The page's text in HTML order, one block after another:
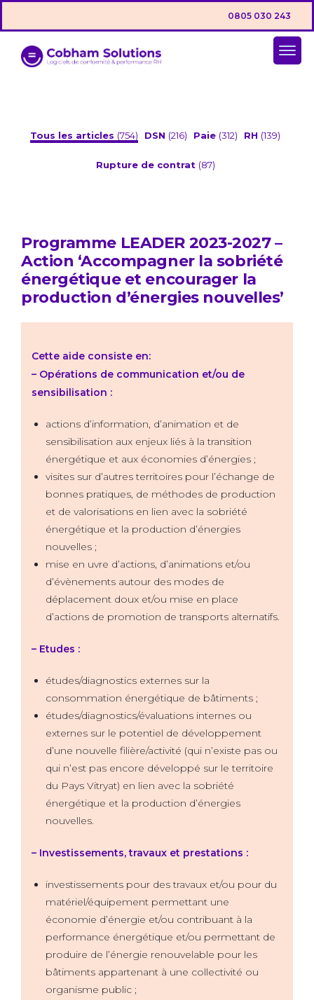
0805 030 243
Tous les articles (754) DSN (216) Paie (312) RH (139)
Rupture de contrat (87)
Programme LEADER 2023-2027 –
Action ‘Accompagner la sobriété
énergétique et encourager la
production d’énergies nouvelles’
Cette aide consiste en:
– Opérations de communication et/ou de
sensibilisation :
actions d’information, d’animation et de
sensibilisation aux enjeux liés à la transition
énergétique et aux économies d’énergies ;
visites sur d’autres territoires pour l’échange de
bonnes pratiques, de méthodes de production
et de valorisations en lien avec la sobriété
énergétique et la production d’énergies
nouvelles ;
mise en uvre d’actions, d’animations et/ou
d’évènements autour des modes de
déplacement doux et/ou mise en place
d’actions de promotion de transports alternatifs.
– Etudes :
études/diagnostics externes sur la
consommation énergétique de bâtiments ;
études/diagnostics/évaluations internes ou
externes sur le potentiel de développement
d’une nouvelle filière/activité (qui n’existe pas ou
qui n’est pas encore développé sur le territoire
du Pays Vitryat) en lien avec la sobriété
énergétique et la production d’énergies
nouvelles.
– Investissements, travaux et prestations :
investissements pour des travaux et/ou pour du
matériel/équipement permettant une
économie d’énergie et/ou contribuant à la
performance énergétique et/ou permettant de
produire de l’énergie renouvelable pour les
bâtiments appartenant à une collectivité ou
organisme public ;